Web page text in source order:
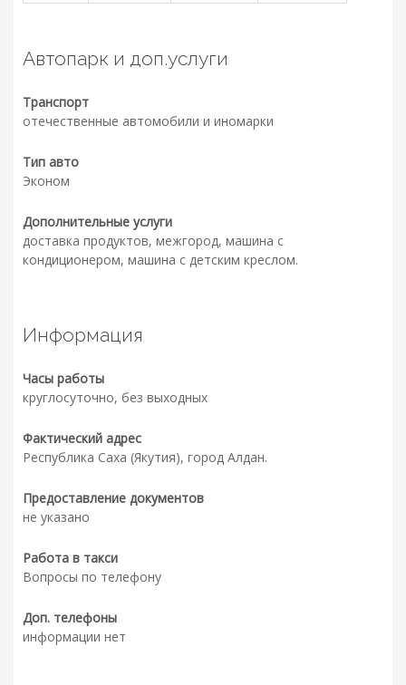
Автопарк и доп.услуги
Транспорт
отечественные автомобили и иномарки
Тип авто
Эконом
Дополнительные услуги
доставка продуктов, межгород, машина с
кондиционером, машина с детским креслом.
Информация
Часы работы
круглосуточно, без выходных
Фактический адрес
Республика Саха (Якутия), город Алдан.
Предоставление документов
не указано
Работа в такси
Вопросы по телефону
Доп. телефоны
информации нет